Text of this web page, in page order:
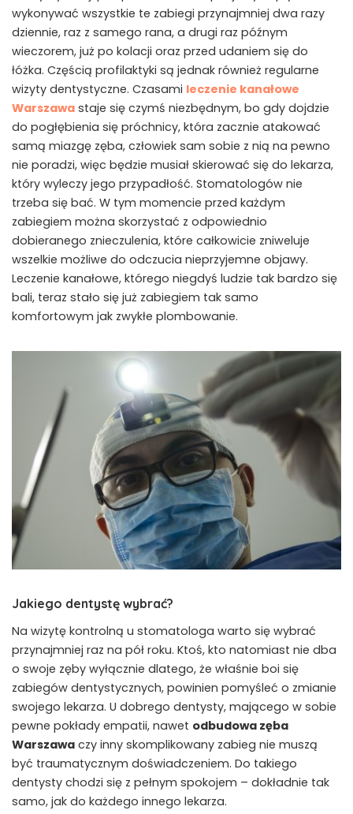
wykonywać wszystkie te zabiegi przynajmniej dwa razy
dziennie, raz z samego rana, a drugi raz późnym
wieczorem, już po kolacji oraz przed udaniem się do
łóżka. Częścią profilaktyki są jednak również regularne
wizyty dentystyczne. Czasami leczenie kanałowe
Warszawa staje się czymś niezbędnym, bo gdy dojdzie
do pogłębienia się próchnicy, która zacznie atakować
samą miazgę zęba, człowiek sam sobie z nią na pewno
nie poradzi, więc będzie musiał skierować się do lekarza,
który wyleczy jego przypadłość. Stomatologów nie
trzeba się bać. W tym momencie przed każdym
zabiegiem można skorzystać z odpowiednio
dobieranego znieczulenia, które całkowicie zniweluje
wszelkie możliwe do odczucia nieprzyjemne objawy.
Leczenie kanałowe, którego niegdyś ludzie tak bardzo się
bali, teraz stało się już zabiegiem tak samo
komfortowym jak zwykłe plombowanie.
Jakiego dentystę wybrać?
Na wizytę kontrolną u stomatologa warto się wybrać
przynajmniej raz na pół roku. Ktoś, kto natomiast nie dba
o swoje zęby wyłącznie dlatego, że właśnie boi się
zabiegów dentystycznych, powinien pomyśleć o zmianie
swojego lekarza. U dobrego dentysty, mającego w sobie
pewne pokłady empatii, nawet odbudowa zęba
Warszawa czy inny skomplikowany zabieg nie muszą
być traumatycznym doświadczeniem. Do takiego
dentysty chodzi się z pełnym spokojem – dokładnie tak
samo, jak do każdego innego lekarza.